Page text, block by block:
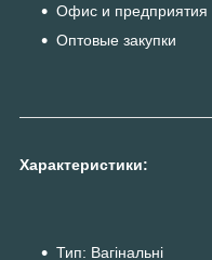
Офис и предприятия
Оптовые закупки
Характеристики:
Тип: Вагінальні